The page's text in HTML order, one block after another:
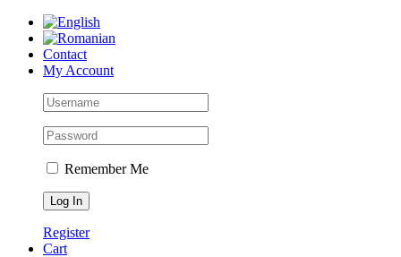
Skip
contentContact
My Account
Remember Me
Register
Cart